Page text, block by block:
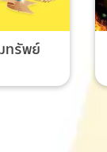
ทรัพย์